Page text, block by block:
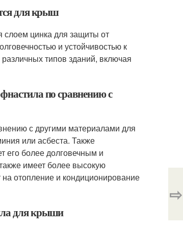
для крыш
слоем цинка для защиты от
и устойчивостью к
типов зданий, включая
по сравнению с
с другими материалами для
или асбеста. Также
его более долговечным и
имеет более высокую
отопление и кондиционирование
для крыши
⇨